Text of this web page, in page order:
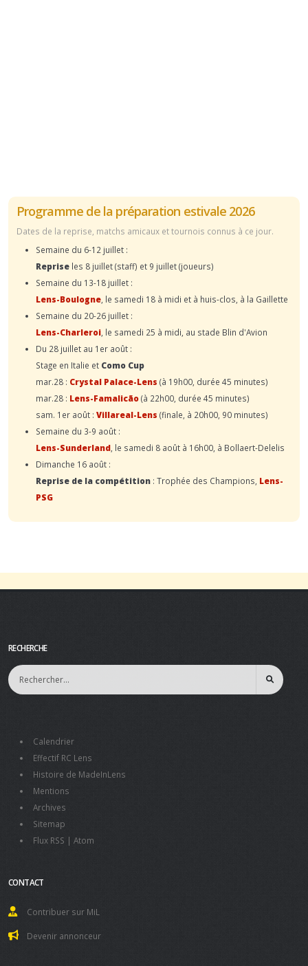
Programme de la préparation estivale 2026
Dates de la reprise, matchs amicaux et tournois connus à ce jour.
Semaine du 6-12 juillet :
Reprise les 8 juillet (staff) et 9 juillet (joueurs)
Semaine du 13-18 juillet :
Lens-Boulogne , le samedi 18 à midi et à huis-clos, à la Gaillette
Semaine du 20-26 juillet :
Lens-Charleroi , le samedi 25 à midi, au stade Blin d'Avion
Du 28 juillet au 1er août :
Stage en Italie et Como Cup
mar.28 : Crystal Palace-Lens (à 19h00, durée 45 minutes)
mar.28 : Lens-Famalicão(à 22h00, durée 45 minutes)
sam. 1er août : Villareal-Lens (finale, à 20h00, 90 minutes)
Semaine du 3-9 août :
Lens-Sunderland , le samedi 8 août à 16h00, à Bollaert-Delelis
Dimanche 16 août :
Reprise de la compétition : Trophée des Champions, Lens-
PSG
RECHERCHE
Calendrier
Effectif RC Lens
Histoire de MadeInLens
Mentions
Archives
Sitemap
Flux RSS | Atom
CONTACT
Contribuer sur MiL
Devenir annonceur